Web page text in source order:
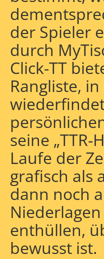
der Spieler
durch
Click-TT
Rangliste,
seine
Laufe der
grafisch als
dann noch
enthüllen,
bewusst ist.